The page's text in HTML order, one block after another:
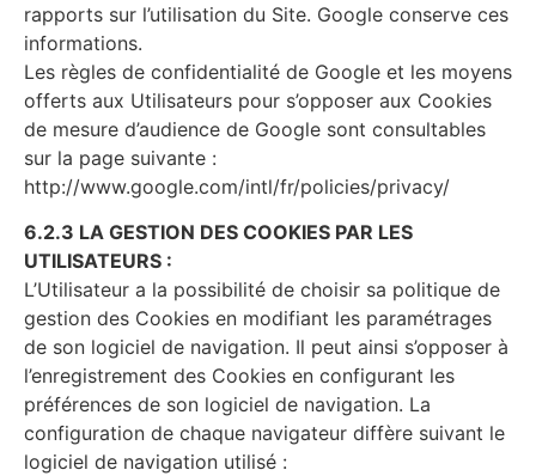
rapports sur l’utilisation du Site. Google conserve ces
informations.
Les règles de confidentialité de Google et les moyens
offerts aux Utilisateurs pour s’opposer aux Cookies
de mesure d’audience de Google sont consultables
sur la page suivante :
http://www.google.com/intl/fr/policies/privacy/
6.2.3 LA GESTION DES COOKIES PAR LES
UTILISATEURS :
L’Utilisateur a la possibilité de choisir sa politique de
gestion des Cookies en modifiant les paramétrages
de son logiciel de navigation. Il peut ainsi s’opposer à
l’enregistrement des Cookies en configurant les
préférences de son logiciel de navigation. La
configuration de chaque navigateur diffère suivant le
logiciel de navigation utilisé :